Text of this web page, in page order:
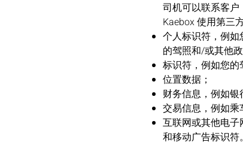
司机可以联系客户
Kaebox 使用第三
个人标识符，例
的驾照和/或其他
标识符，例如您的
位置数据；
财务信息，例如银
交易信息，例如
互联网或其他电
和移动广告标识符。